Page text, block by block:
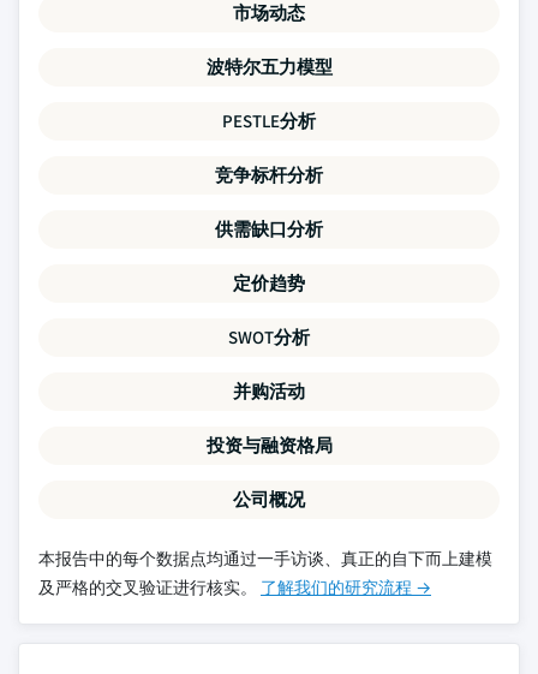
市场动态
波特尔五力模型
PESTLE分析
竞争标杆分析
供需缺口分析
定价趋势
SWOT分析
并购活动
投资与融资格局
公司概况
本报告中的每个数据点均通过一手访谈、真正的自下而上建模
及严格的交叉验证进行核实。 了解我们的研究流程 →